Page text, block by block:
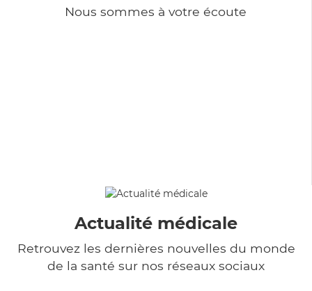
Nous sommes à votre écoute
Actualité médicale
Retrouvez les dernières nouvelles du monde
de la santé sur nos réseaux sociaux